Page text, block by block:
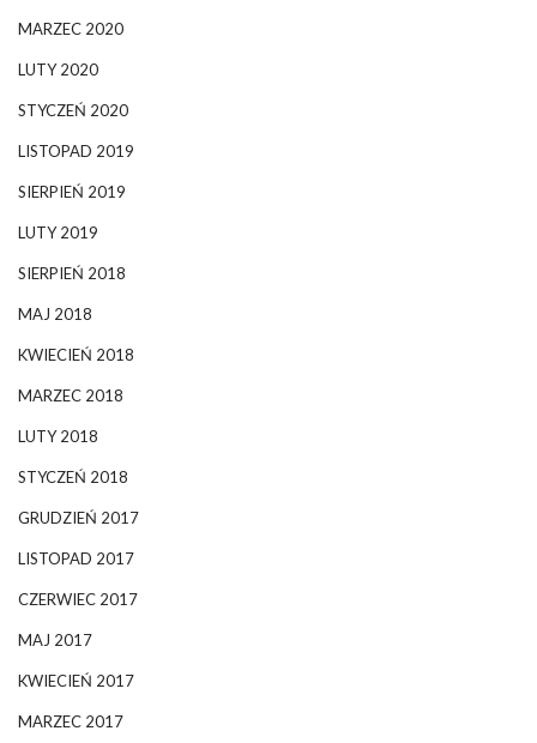
MARZEC 2020
LUTY 2020
STYCZEŃ 2020
LISTOPAD 2019
SIERPIEŃ 2019
LUTY 2019
SIERPIEŃ 2018
MAJ 2018
KWIECIEŃ 2018
MARZEC 2018
LUTY 2018
STYCZEŃ 2018
GRUDZIEŃ 2017
LISTOPAD 2017
CZERWIEC 2017
MAJ 2017
KWIECIEŃ 2017
MARZEC 2017